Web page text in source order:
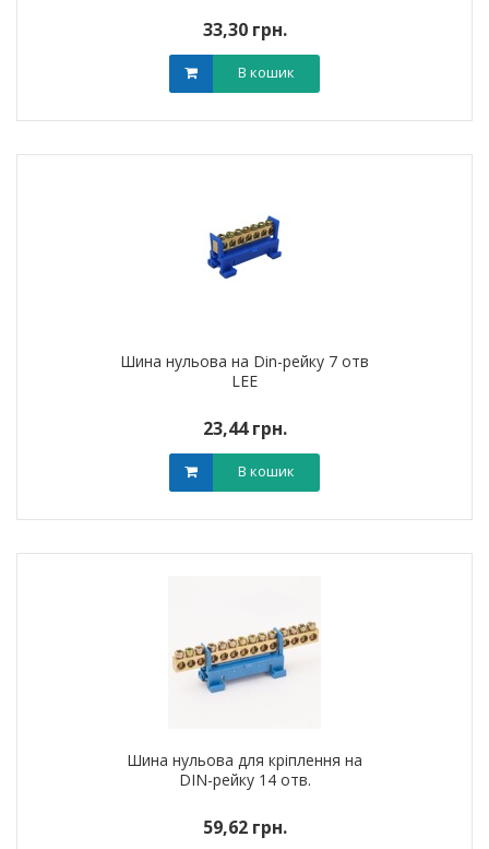
33,30 грн.
В кошик
Шина нульова на Din-рейку 7 отв
LEE
23,44 грн.
В кошик
Шина нульова для кріплення на
DIN-рейку 14 отв.
59,62 грн.